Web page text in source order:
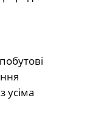
усіма